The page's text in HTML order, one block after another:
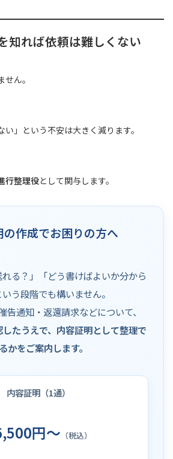
知れば依頼は難しくない
ん。
い」という不安は大きく減ります。
行整理役として関与します。
の作成でお困りの方へ
れる？」「どう書けばよいか分から
う段階でも構いません。
告通知・返還請求などについて、
たうえで、内容証明として整理で
かをご案内します。
内容証明（1通）
円～ （税込）